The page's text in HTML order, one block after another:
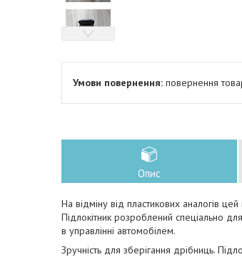
повернення
Опис
На відміну від пластикових аналогів
Підлокітник розроблений спеціально
в управлінні автомобілем.
Зручність для зберігання дрібниць.